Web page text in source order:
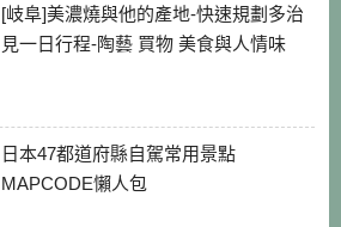
[岐阜]美濃燒與他的產地-快速規劃多治
見一日行程-陶藝 買物 美食與人情味
日本47都道府縣自駕常用景點
MAPCODE懶人包